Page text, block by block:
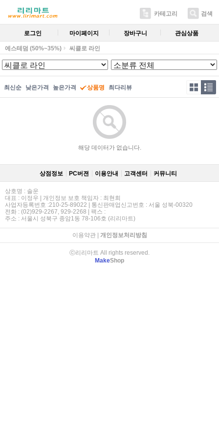
카테고리 검색
로그인 마이페이지 장바구니 관심상품
에스테덤 (50%~35%) 씨클로 라인
최신순 낮은가격 높은가격 상품명 최다리뷰
해당 데이터가 없습니다.
상점정보 PC버젼 이용안내 고객센터 커뮤니티
상호명 : 솔운
대표 : 이정우 | 개인정보 보호 책임자 : 최현희
사업자등록번호 :210-25-89022 | 통신판매업신고번호 : 서울 성북-00320
전화 : (02)929-2267, 929-2268 | 팩스 :
주소 : 서울시 성북구 종암1동 78-106호 (리리마트)
이용약관| 개인정보처리방침
ⓒ리리마트 All rights reserved.
MakeShop